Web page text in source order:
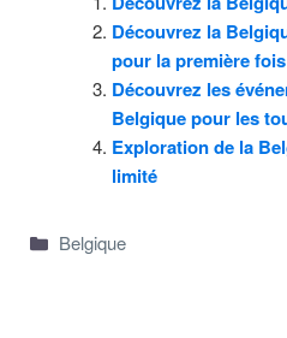
Découvrez la
pour la première fois
Découvrez les
Belgique pour les
Exploration de la
limité
Categories
Belgique